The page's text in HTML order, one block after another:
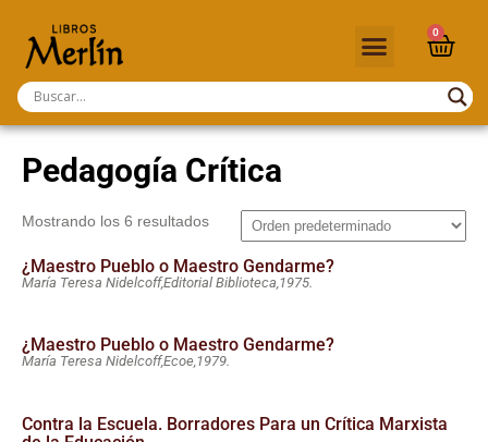
0
Pedagogía Crítica
Mostrando los 6 resultados
¿Maestro Pueblo o Maestro Gendarme?
María Teresa Nidelcoff,Editorial Biblioteca, 1975.
¿Maestro Pueblo o Maestro Gendarme?
María Teresa Nidelcoff,Ecoe,1979.
Contra la Escuela. Borradores Para un Crítica Marxista